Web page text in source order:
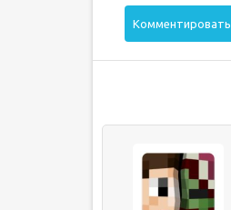
Комментировать